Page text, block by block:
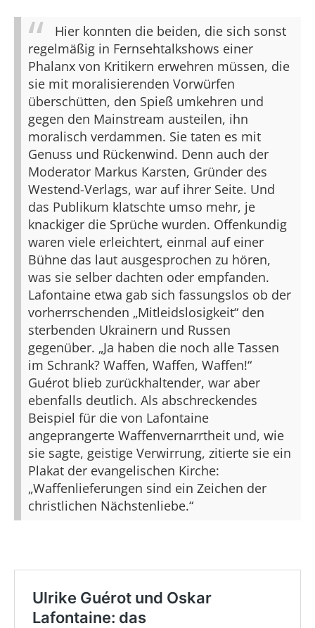
Hier konnten die beiden, die sich sonst
regelmäßig in Fernsehtalkshows einer
Phalanx von Kritikern erwehren müssen, die
sie mit moralisierenden Vorwürfen
überschütten, den Spieß umkehren und
gegen den Mainstream austeilen, ihn
moralisch verdammen. Sie taten es mit
Genuss und Rückenwind. Denn auch der
Moderator Markus Karsten, Gründer des
Westend-Verlags, war auf ihrer Seite. Und
das Publikum klatschte umso mehr, je
knackiger die Sprüche wurden. Offenkundig
waren viele erleichtert, einmal auf einer
Bühne das laut ausgesprochen zu hören,
was sie selber dachten oder empfanden.
Lafontaine etwa gab sich fassungslos ob der
vorherrschenden „Mitleidslosigkeit“ den
sterbenden Ukrainern und Russen
gegenüber. „Ja haben die noch alle Tassen
im Schrank? Waffen, Waffen, Waffen!“
Guérot blieb zurückhaltender, war aber
ebenfalls deutlich. Als abschreckendes
Beispiel für die von Lafontaine
angeprangerte Waffenvernarrtheit und, wie
sie sagte, geistige Verwirrung, zitierte sie ein
Plakat der evangelischen Kirche:
„Waffenlieferungen sind ein Zeichen der
christlichen Nächstenliebe.“